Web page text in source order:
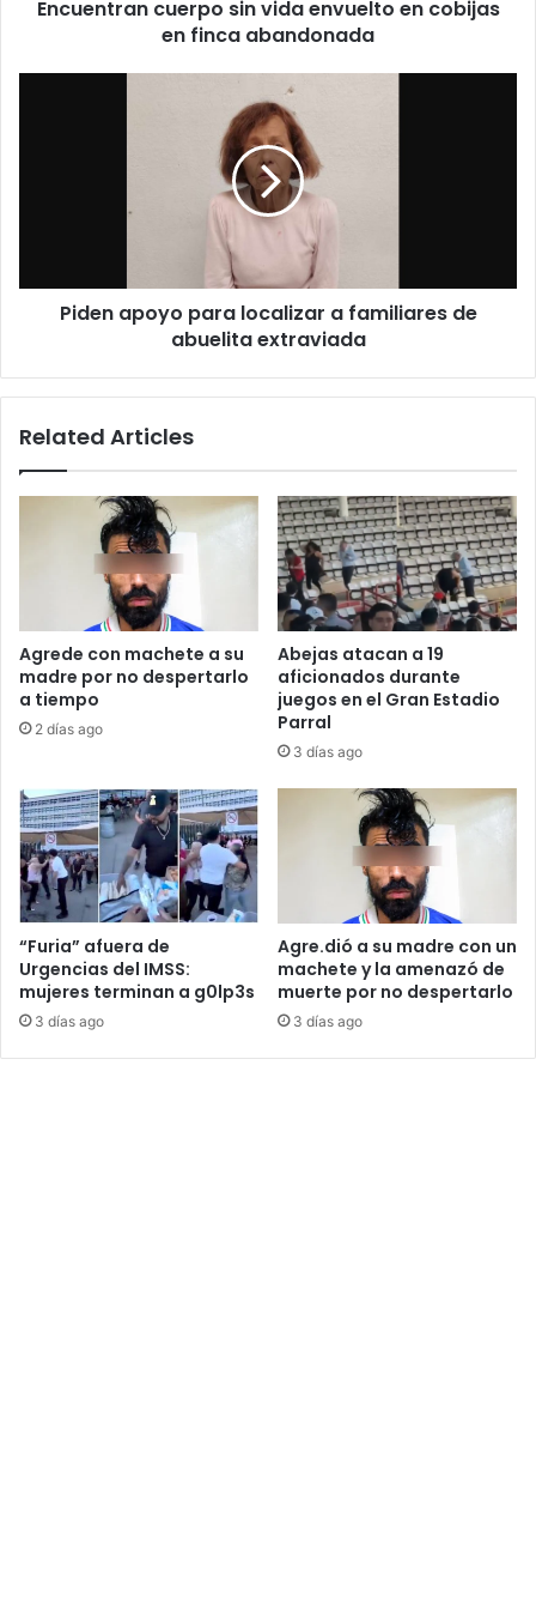
abandonada
Encuentran cuerpo sin vida envuelto en cobijas
en finca abandonada
extraviada
Piden apoyo para localizar a familiares de
abuelita extraviada
Related Articles
Agrede con machete a su
madre por no despertarlo
a tiempo
2 días ago
Abejas atacan a 19
aficionados durante
juegos en el Gran Estadio
Parral
3 días ago
“Furia” afuera de
Urgencias del IMSS:
mujeres terminan a g0lp3s
3 días ago
Agre.dió a su madre con un
machete y la amenazó de
muerte por no despertarlo
3 días ago